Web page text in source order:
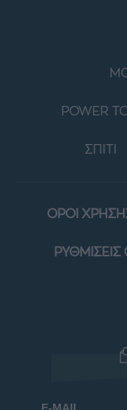
POWER
ΣΠΙΤΙ
ΟΡΟΙ
ΡΥΘΜΙΣΕΙΣ